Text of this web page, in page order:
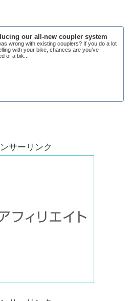
our all-new coupler system
wrong with existing couplers? If you do a lot
with your bike, chances are you’ve
of a bik...
サーリンク